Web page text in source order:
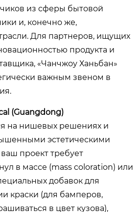
из сферы бытовой
и, конечно же,
Для партнеров, ищущих
продукта и
«Чанчжоу Ханьбан»
важным звеном в
(Guangdong)
на нишевых решениях и
эстетическими
проект требует
в массе (mass coloration) или
добавок для
краски (для бамперов,
в цвет кузова),